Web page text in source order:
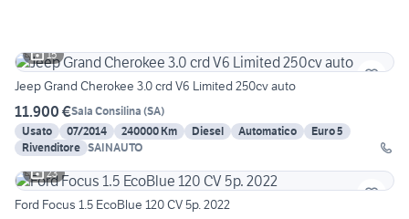
15
Jeep Grand Cherokee 3.0 crd V6 Limited 250cv auto
11.900 €Sala Consilina (SA)
Usato
07/2014 240000 Km Diesel Automatico
Euro 5
Rivenditore SAINAUTO
23
Ford Focus 1.5 EcoBlue 120 CV 5p. 2022